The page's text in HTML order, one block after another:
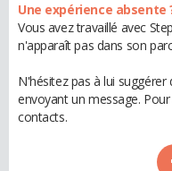
Une expérience absente
Vous avez travaillé avec
n'apparaît pas dans son
N'hésitez pas à lui
envoyant un message.
contacts.